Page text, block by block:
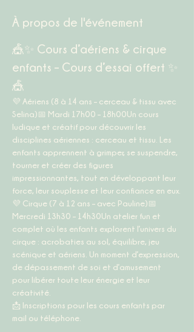
À propos de l'événement
🎪✨ Cours d’aériens & cirque
enfants – Cours d’essai offert ✨
🎪
💜 Aériens (8 à 14 ans – cerceau & tissu avec
Selina) 📅 Mardi 17h00 – 18h00Un cours
ludique et créatif pour découvrir les
disciplines aériennes : cerceau et tissu. Les
enfants apprennent à grimper, se suspendre,
tourner et créer des figures
impressionnantes, tout en développant leur
force, leur souplesse et leur confiance en eux.
💜 Cirque (7 à 12 ans – avec Pauline) 📅
Mercredi 13h30 – 14h30Un atelier fun et
complet où les enfants explorent l’univers du
cirque : acrobaties au sol, équilibre, jeu
scénique et aériens. Un moment d’expression,
de dépassement de soi et d’amusement
pour libérer toute leur énergie et leur
créativité.
📩 Inscriptions pour les cours enfants par
mail ou téléphone.